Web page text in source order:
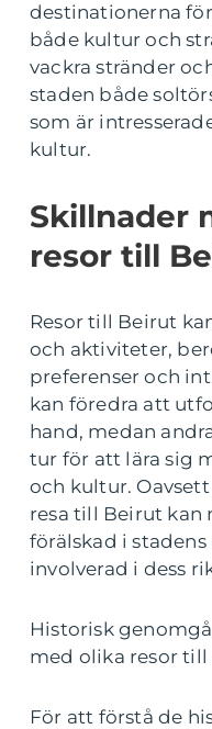
destinationerna
både kultur och
vackra stränder
staden både
som är
kultur.
Skillnader
resor till
Resor till Beirut
och aktiviteter,
preferenser och
kan föredra att
hand, medan
tur för att lära sig
och kultur.
resa till Beirut kan
förälskad i
involverad i dess
Historisk
med olika resor
För att förstå de